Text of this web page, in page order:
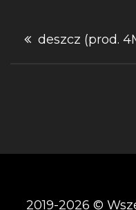
Nawigacja
deszcz (prod.
2019-2026 ©